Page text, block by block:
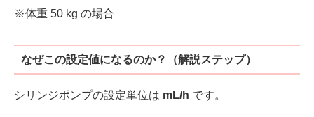
※体重 50 kg の場合
なぜこの設定値になるのか？（解説ステップ）
シリンジポンプの設定単位は mL/h です。